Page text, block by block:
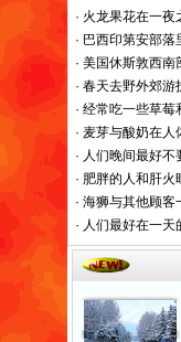
· 火龙果花在一夜
· 巴西印第安部落
· 美国休斯敦西南
· 春天去野外郊游
· 经常吃一些草莓
· 麦芽与酸奶在人
· 人们晚间最好不
· 肥胖的人和肝火
· 海狮与其他顾客
· 人们最好在一天